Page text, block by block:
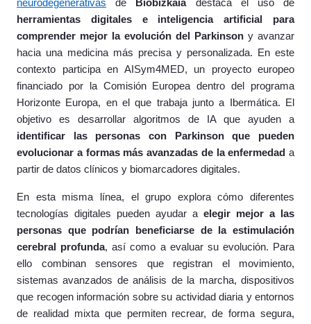
neurodegenerativas de Biobizkaiadestaca el uso de
herramientas digitales e inteligencia artificial para
comprender mejor la evolución del Parkinson y avanzar
hacia una medicina más precisa y personalizada. En este
contexto participa en AISym4MED, un proyecto europeo
financiado por la Comisión Europea dentro del programa
Horizonte Europa, en el que trabaja junto a Ibermática. El
objetivo es desarrollar algoritmos de IA que ayuden a
identificar las personas con Parkinson que pueden
evolucionar a formas más avanzadas de la enfermedad a
partir de datos clínicos y biomarcadores digitales.
En esta misma línea, el grupo explora cómo diferentes
tecnologías digitales pueden ayudar a elegir mejor a las
personas que podrían beneficiarse de la estimulación
cerebral profunda, así como a evaluar su evolución. Para
ello combinan sensores que registran el movimiento,
sistemas avanzados de análisis de la marcha, dispositivos
que recogen información sobre su actividad diaria y entornos
de realidad mixta que permiten recrear, de forma segura,